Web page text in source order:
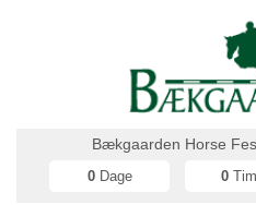
Bækgaarden Horse
0 Dage 0